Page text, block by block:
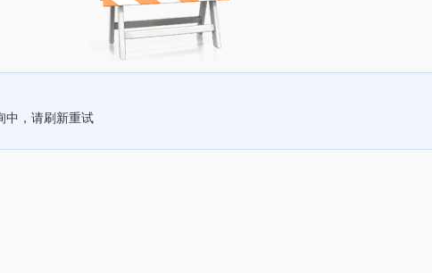
中，请刷新重试